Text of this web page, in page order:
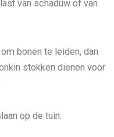
van schaduw of van
bonen te leiden, dan
stokken dienen voor
op de tuin.